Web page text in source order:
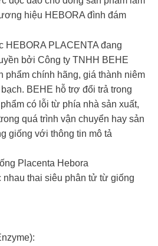
hiệu HEBORA đình đám
HEBORA PLACENTA đang
bởi Công ty TNHH BEHE
phẩm chính hãng, giá thành niêm
BEHE hỗ trợ đổi trả trong
có lỗi từ phía nhà sản xuất,
quá trình vận chuyển hay sản
giống với thông tin mô tả
Placenta Hebora
nhau thai siêu phân tử từ giống